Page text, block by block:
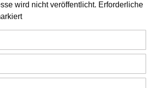
wird nicht veröffentlicht. Erforderliche